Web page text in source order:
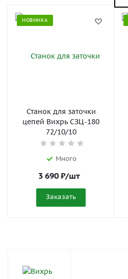
НОВИНКА
Станок для заточки
цепей Вихрь СЗЦ-180
72/10/10
Много
3 690 ₽/шт
Заказать